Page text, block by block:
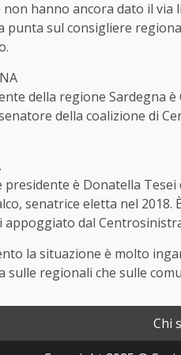
non hanno ancora dato il via
punta sul consigliere
della regione Sardegna
della coalizione di
presidente è Donatella Tesei
senatrice eletta nel 2018.
appoggiato dal
la situazione è molto
sulle regionali che sulle
Chi